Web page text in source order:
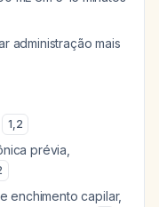
administração mais
1,2
prévia,
enchimento capilar,